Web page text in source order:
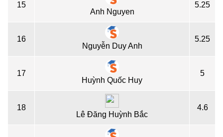
15
Anh Nguyen
5.25
16
Nguyễn Duy Anh
5.25
17
Huỳnh Quốc Huy
5
18
Lê Đăng Huỳnh Bắc
4.6